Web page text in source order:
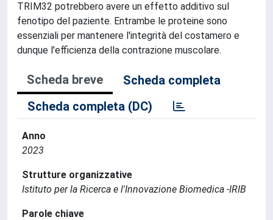
TRIM32 potrebbero avere un effetto additivo sul
fenotipo del paziente. Entrambe le proteine sono
essenziali per mantenere l'integrità del costamero e
dunque l'efficienza della contrazione muscolare.
Scheda breve
Scheda completa
Scheda completa (DC)
Anno
2023
Strutture organizzative
Istituto per la Ricerca e l'Innovazione Biomedica -IRIB
Parole chiave